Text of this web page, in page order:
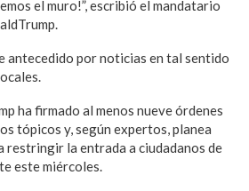
el muro!”, escribió el mandatario
antecedido por noticias en tal sentido
ha firmado al menos nueve órdenes
tópicos y, según expertos, planea
restringir la entrada a ciudadanos de
este miércoles.